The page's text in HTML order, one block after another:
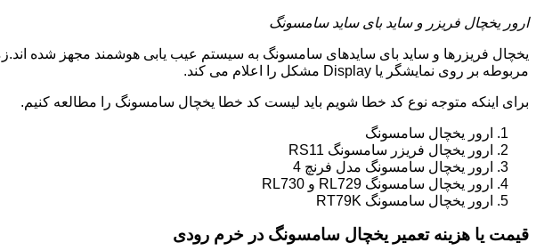
ارور یخچال فریزر و ساید بای ساید سامسونگ
یخچال فریزرها و ساید بای سایدهای سامسونگ به سیستم عیب یابی هوشمند مجهز شده
مربوطه بر روی نمایشگر یا Display مشکل را اعلام می کند.
برای اینکه متوجه نوع کد خطا شویم باید لیست کد خطا یخچال سامسونگ را مطالعه کنیم.
ارور یخچال سامسونگ
ارور یخچال فریزر سامسونگ RS11
ارور یخچال سامسونگ مدل فرنچ 4
ارور یخچال سامسونگ RL729 و RL730
ارور یخچال سامسونگ RT79K
قیمت یا هزینه تعمیر یخچال سامسونگ در خرم رودی